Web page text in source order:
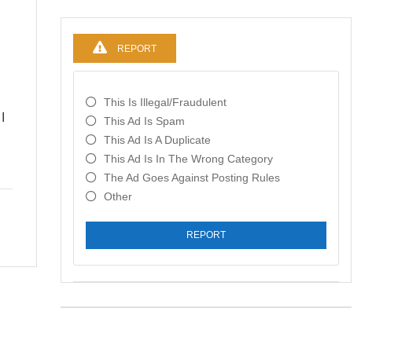
REPORT
This Is Illegal/fraudulent
This Ad Is Spam
This Ad Is A Duplicate
This Ad Is In The Wrong Category
The Ad Goes Against Posting Rules
Other
REPORT